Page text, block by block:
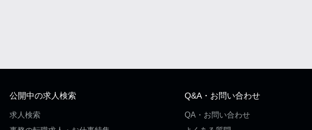
公開中の求人検索
求人検索
Q&A・お問い合わせ
QA・お問い合わせ